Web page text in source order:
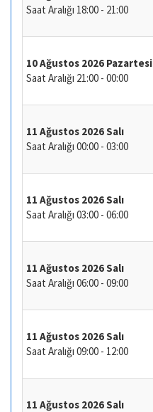
Saat Aralığı 18:00 - 21:00
10 Ağustos 2026 Pazartesi
Saat Aralığı 21:00 - 00:00
11 Ağustos 2026 Salı
Saat Aralığı 00:00 - 03:00
11 Ağustos 2026 Salı
Saat Aralığı 03:00 - 06:00
11 Ağustos 2026 Salı
Saat Aralığı 06:00 - 09:00
11 Ağustos 2026 Salı
Saat Aralığı 09:00 - 12:00
11 Ağustos 2026 Salı